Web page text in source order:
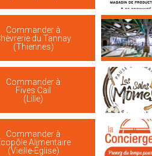
Commander à
du Tannay
(Thiennes)
Commander à
Fives Cail
(Lille)
Commander à
Alimentaire
(Vieille-Église)